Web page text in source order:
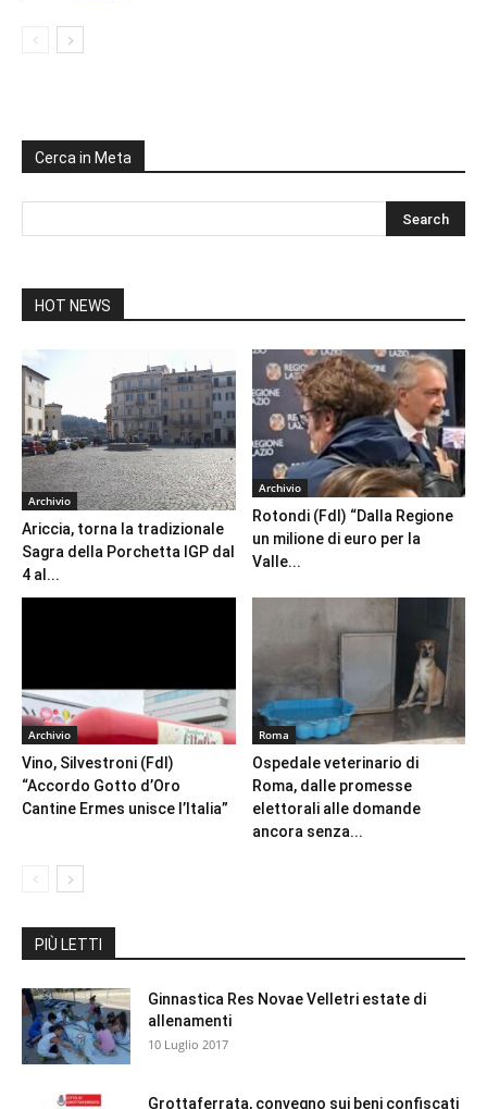
Cerca in Meta
HOT NEWS
Archivio
Ariccia, torna la tradizionale
Sagra della Porchetta IGP dal
4 al...
Archivio
Rotondi (FdI) “Dalla Regione
un milione di euro per la
Valle...
Archivio
Vino, Silvestroni (FdI)
“Accordo Gotto d’Oro
Cantine Ermes unisce l’Italia”
Roma
Ospedale veterinario di
Roma, dalle promesse
elettorali alle domande
ancora senza...
PIÙ LETTI
Ginnastica Res Novae Velletri estate di
allenamenti
10 Luglio 2017
Grottaferrata, convegno sui beni confiscati